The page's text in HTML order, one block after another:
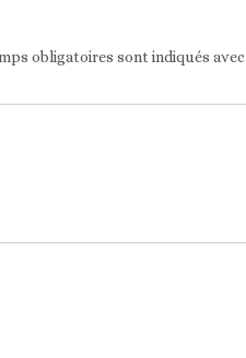
obligatoires sont indiqués avec